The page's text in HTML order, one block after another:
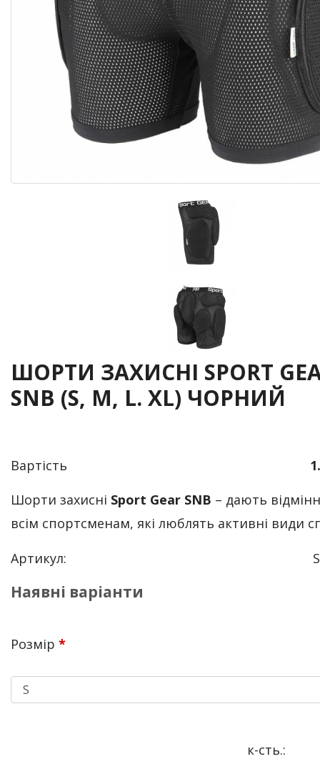
ШОРТИ ЗАХИСНІ SPORT
SNB (S, М, L. XL) ЧОРНИЙ
Вартість
Шорти захисні Sport Gear SNB – дають
всім спортсменам, які люблять активні види
Артикул:
Наявні варіанти
Розмір *
к-сть.: